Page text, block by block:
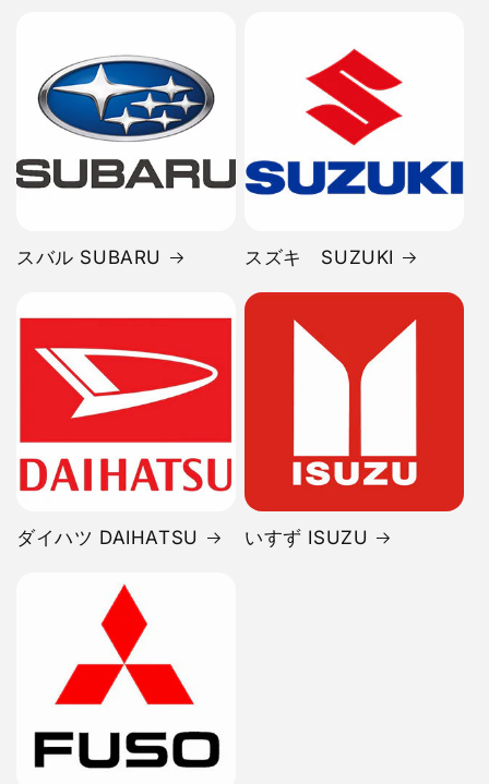
スバル SUBARU スズキ SUZUKI
ダイハツ DAIHATSU いすず ISUZU